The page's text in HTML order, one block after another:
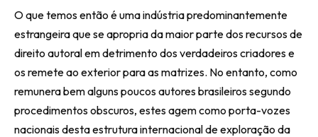
O que temos então é uma indústria predominantemente
estrangeira que se apropria da maior parte dos recursos de
direito autoral em detrimento dos verdadeiros criadores e
os remete ao exterior para as matrizes. No entanto, como
remunera bem alguns poucos autores brasileiros segundo
procedimentos obscuros, estes agem como porta-vozes
nacionais desta estrutura internacional de exploração da